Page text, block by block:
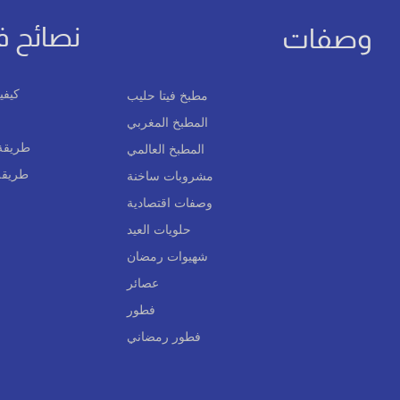
وصفات
مطبخ فيتا حليب
المطبخ المغربي
المطبخ العالمي
مشروبات ساخنة
وصفات اقتصادية
حلويات العيد
شهيوات رمضان
عصائر
فطور
فطور رمضاني
نصائح